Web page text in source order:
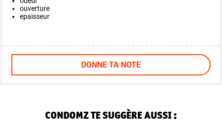
ouverture
epaisseur
DONNE TA NOTE
CONDOMZ TE SUGGÈRE AUSSI :